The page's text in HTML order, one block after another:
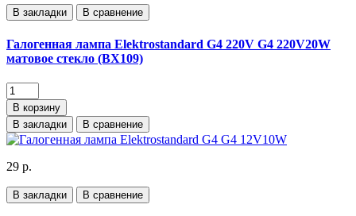
В закладки В сравнение
Галогенная лампа Elektrostandard G4 220V G4 220V20W
матовое стекло (BХ109)
В корзину
В закладки
В сравнение
29 р.
В закладки В сравнение